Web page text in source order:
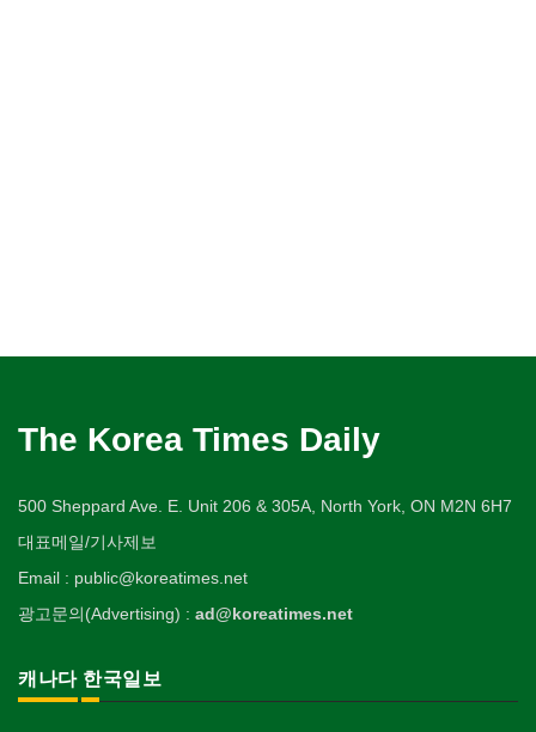
The Korea Times Daily
500 Sheppard Ave. E. Unit 206 & 305A, North York, ON M2N 6H7
대표메일/기사제보
Email : public@koreatimes.net
광고문의(Advertising) : ad@koreatimes.net
캐나다 한국일보